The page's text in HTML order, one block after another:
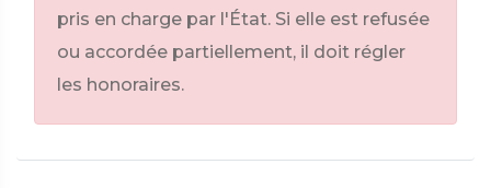
pris en charge par l'État. Si elle est refusée
ou accordée partiellement, il doit régler
les honoraires.